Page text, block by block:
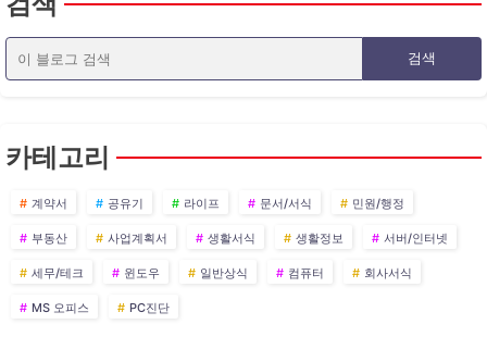
카테고리
계약서 공유기 라이프 문서/서식 민원/행정
부동산 사업계획서 생활서식 생활정보 서버/인터넷
세무/테크 윈도우 일반상식 컴퓨터 회사서식
MS 오피스 PC진단